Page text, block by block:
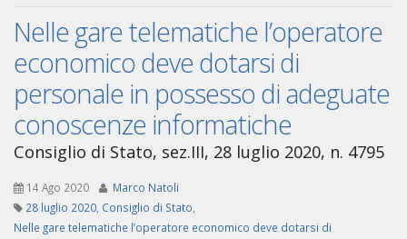
Nelle gare telematiche l’operatore
economico deve dotarsi di
personale in possesso di adeguate
conoscenze informatiche
Consiglio di Stato, sez.III, 28 luglio 2020, n. 4795
14 Ago 2020
Marco Natoli
28 luglio 2020 Consiglio di Stato
Nelle gare telematiche l’operatore economico deve dotarsi di